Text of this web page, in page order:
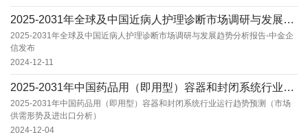
2025-2031年全球及中国近病人护理诊断市场调研与发展趋势分析报告-中金企信发布
2025-2031年全球及中国近病人护理诊断市场调研与发展趋势分析报告-中金企
信发布
2024-12-11
2025-2031年中国药品用（即用型）容器和封闭系统行业运行趋势预测（市场供需形势及进出...
2025-2031年中国药品用（即用型）容器和封闭系统行业运行趋势预测（市场
供需形势及进出口分析）
2024-12-04